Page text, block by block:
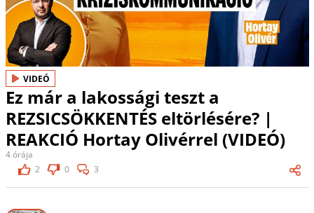
VIDEÓ
Ez már a lakossági teszt a
REZSICSÖKKENTÉS eltörlésére? |
REAKCIÓ Hortay Olivérrel (VIDEÓ)
4 órája
2
0 3